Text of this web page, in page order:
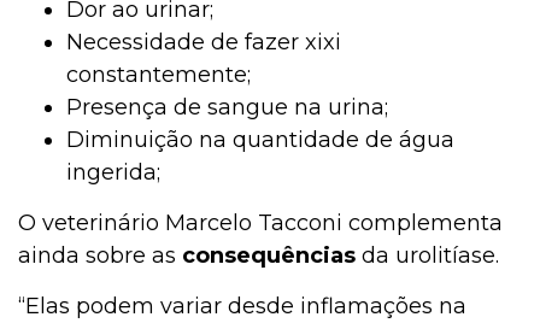
Dor ao urinar;
Necessidade de fazer xixi
constantemente;
Presença de sangue na urina;
Diminuição na quantidade de água
ingerida;
O veterinário Marcelo Tacconi complementa
ainda sobre as consequências da urolitíase.
“Elas podem variar desde inflamações na